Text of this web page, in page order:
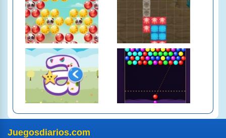
Juegosdiarios.com